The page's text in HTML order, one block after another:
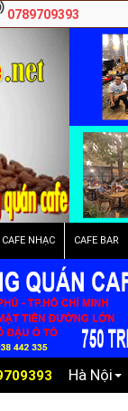
0789709393
CAFE NHẠC CAFE BAR
Hà Nội